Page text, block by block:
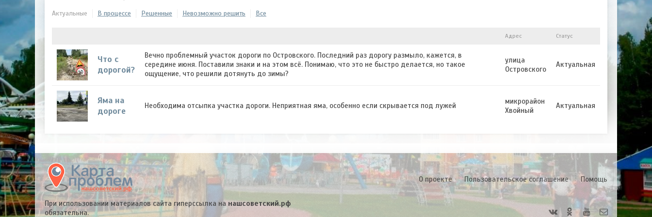
Актуальные В процессе Решенные Невозможно решить Все
Адрес Статус
Что с
дорогой?
Вечно проблемный участок дороги по Островского. Последний раз дорогу размыло, кажется, в
середине июня. Поставили знаки и на этом всё. Понимаю, что это не быстро делается, но такое
ощущение, что решили дотянуть до зимы?
улица
Островского
Актуальная
Яма на
дороге
Необходима отсыпка участка дороги. Неприятная яма, особенно если скрывается под лужей
микрорайон
Хвойный
Актуальная
О проекте Пользовательское соглашение Помощь
При использовании материалов сайта гиперссылка на нашсоветский.рф
обязательна.